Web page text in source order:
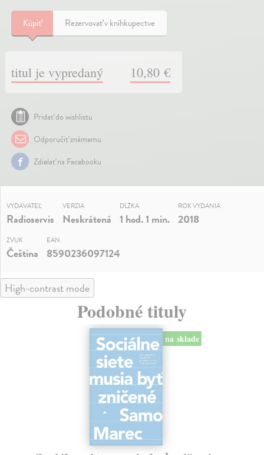
Kúpiť Rezervovať v kníhkupectve
titul je vypredaný 10,80 €
Pridať do wishlistu
Odporučiť známemu
Zdielať na Facebooku
VYDAVATEĽ
Radioservis
VERZIA
Neskrátená
DĹŽKA
1 hod. 1 min.
ROK VYDANIA
2018
ZVUK
Čeština
EAN
8590236097124
High-contrast mode
Podobné tituly
na sklade